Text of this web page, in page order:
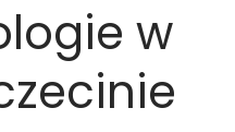
w